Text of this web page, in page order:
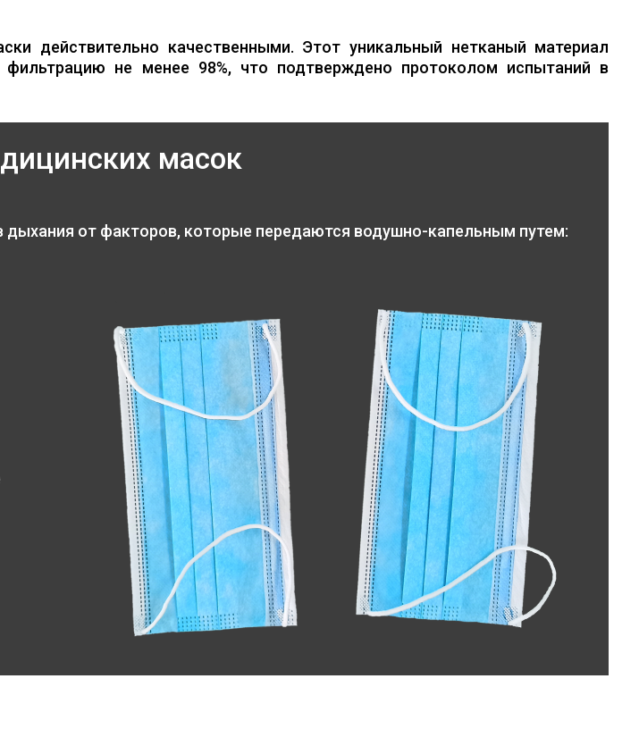
действительно качественными. Этот уникальный нетканый материал
не менее 98%, что подтверждено протоколом испытаний в
масок
от факторов, которые передаются водушно-капельным путем: